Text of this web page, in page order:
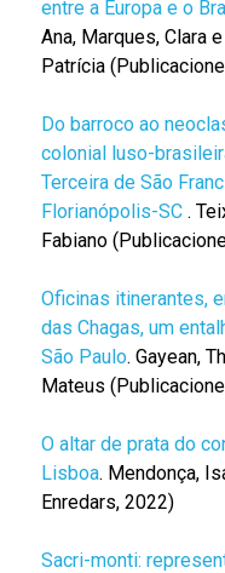
entre a Europa e o
Ana, Marques, Clara
Patrícia
Do barroco ao
colonial luso-
Terceira de São
Florianópolis-SC .
Fabiano
Oficinas itinerantes,
das Chagas, um
São Paulo. Gayean,
Mateus
O altar de prata do
Lisboa. Mendonça,
Enredars, 2022)
Sacri-monti: